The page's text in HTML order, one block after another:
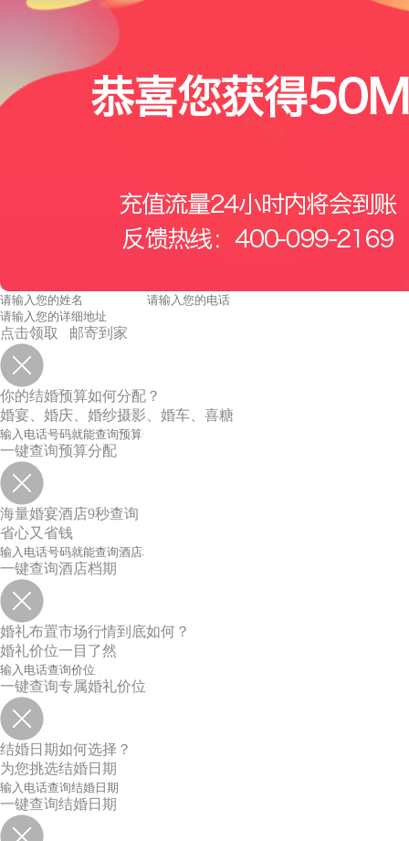
点击领取 邮寄到家
你的结婚预算如何分配？
婚宴、婚庆、婚纱摄影、婚车、喜糖
一键查询预算分配
海量婚宴酒店9秒查询
省心又省钱
一键查询酒店档期
婚礼布置市场行情到底如何？
婚礼价位一目了然
一键查询专属婚礼价位
结婚日期如何选择？
为您挑选结婚日期
一键查询结婚日期